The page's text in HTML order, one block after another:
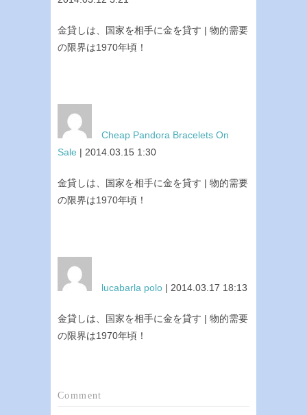
金貸しは、国家を相手に金を貸す | 物的需要
の限界は1970年頃！
Cheap Pandora Bracelets On
Sale | 2014.03.15 1:30
金貸しは、国家を相手に金を貸す | 物的需要
の限界は1970年頃！
lucabarla polo | 2014.03.17 18:13
金貸しは、国家を相手に金を貸す | 物的需要
の限界は1970年頃！
Comment